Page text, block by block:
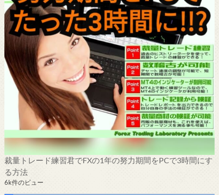
裁量トレード練習君でFXの1年の努力期間をPCで3時間にす
る方法
6k件のビュー